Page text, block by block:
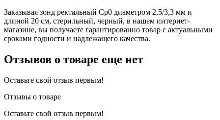
Заказывая зонд ректальный Cp0 диаметром 2,5/3,3 мм и
длиной 20 см, стерильный, черный, в нашем интернет-
магазине, вы получаете гарантированно товар с актуальными
сроками годности и надлежащего качества.
Отзывов о товаре еще нет
Оставьте свой отзыв первым!
Отзывы о товаре
Оставьте свой отзыв первым!